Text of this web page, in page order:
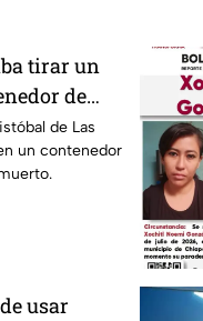
tirar un
de
de Las
un contenedor
usar